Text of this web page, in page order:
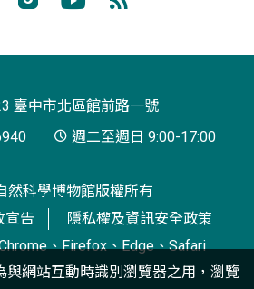
閱
臺中市北區館前路一號
週二至週日 9:00-17:00
然科學博物館版權所有
宣告
隱私權及資訊安全政策
、Firefox、Edge、Safari
與網站互動時識別瀏覽器之用，瀏覽